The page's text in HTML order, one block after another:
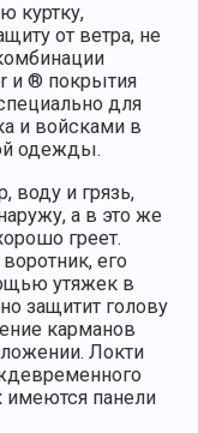
куртку,
от ветра, не
и ® покрытия
для
и войсками в
одежды.
воду и грязь,
а в это же
греет.
его
утяжек в
защитит голову
карманов
Локти
имеются панели